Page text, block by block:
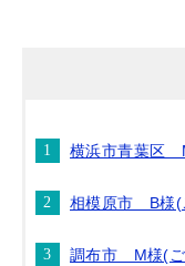
横浜市青葉区
相模原市 B様(
調布市 M様(ご